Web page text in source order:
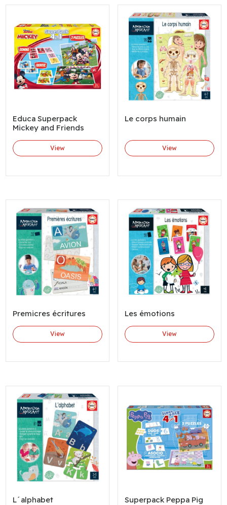
Educa Superpack
Mickey and Friends
View
Le corps humain
View
Premicres écritures
View
Les émotions
View
L´alphabet Superpack Peppa Pig